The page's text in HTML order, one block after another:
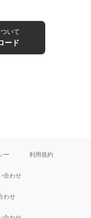
いて
ード
ー 利用規約
合わせ
わせ